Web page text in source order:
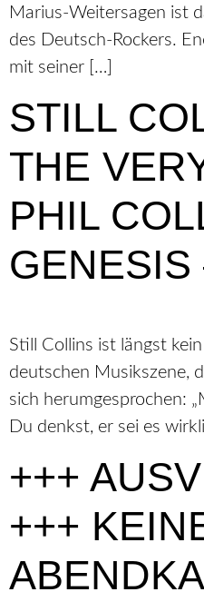
Marius-Weitersagen ist
des Deutsch-Rockers.
mit seiner […]
STILL
THE
PHIL
GENESIS
Still Collins ist längst
deutschen Musikszene,
sich herumgesprochen:
Du denkst, er sei es
+++
+++